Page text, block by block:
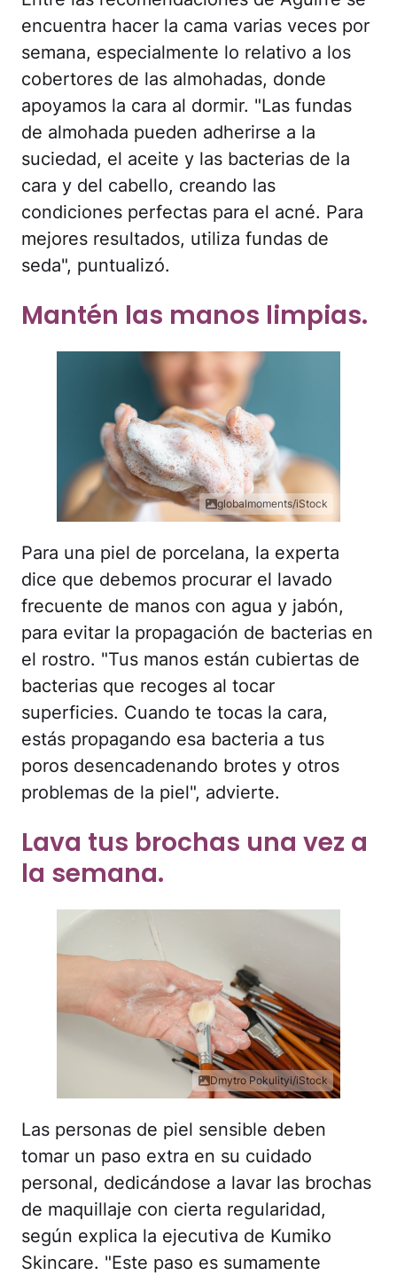
encuentra hacer la cama varias veces por
semana, especialmente lo relativo a los
cobertores de las almohadas, donde
apoyamos la cara al dormir. "Las fundas
de almohada pueden adherirse a la
suciedad, el aceite y las bacterias de la
cara y del cabello, creando las
condiciones perfectas para el acné. Para
mejores resultados, utiliza fundas de
seda", puntualizó.
Mantén las manos limpias.
globalmoments/iStock
Para una piel de porcelana, la experta
dice que debemos procurar el lavado
frecuente de manos con agua y jabón,
para evitar la propagación de bacterias en
el rostro. "Tus manos están cubiertas de
bacterias que recoges al tocar
superficies. Cuando te tocas la cara,
estás propagando esa bacteria a tus
poros desencadenando brotes y otros
problemas de la piel", advierte.
Lava tus brochas una vez a
la semana.
Dmytro Pokulityi/iStock
Las personas de piel sensible deben
tomar un paso extra en su cuidado
personal, dedicándose a lavar las brochas
de maquillaje con cierta regularidad,
según explica la ejecutiva de Kumiko
Skincare. "Este paso es sumamente